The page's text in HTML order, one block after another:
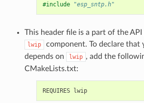
#include "esp_sntp.h"
This header file is a part of the
lwip
component. To declare that
depends on
lwip , add the
CMakeLists.txt:
REQUIRES lwip